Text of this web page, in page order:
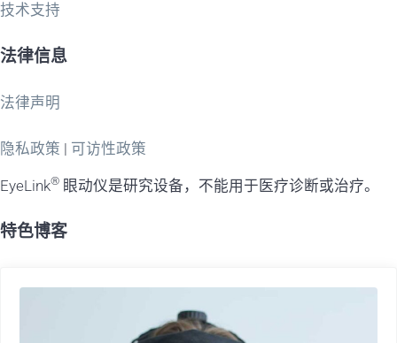
技术支持
法律信息
法律声明
隐私政策 | 可访性政策
EyeLink® 眼动仪是研究设备，不能用于医疗诊断或治疗。
特色博客